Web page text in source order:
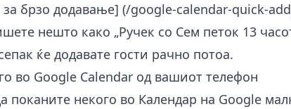
брзо додавање] (/google-calendar-quick-
нешто како „Ручек со Сем петок 13
ќе додавате гости рачно потоа.
во Google Calendar од вашиот телефон
поканите некого во Календар на Google